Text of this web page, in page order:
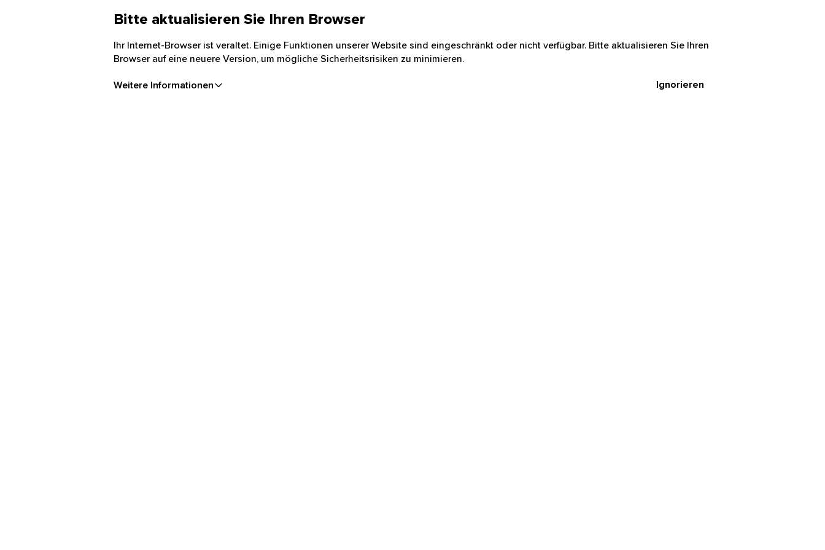
Bitte aktualisieren Sie Ihren Browser
Ihr Internet-Browser ist veraltet. Einige Funktionen unserer Website sind eingeschränkt oder nicht verfügbar. Bitte aktualisieren Sie Ihren
Browser auf eine neuere Version, um mögliche Sicherheitsrisiken zu minimieren.
Weitere Informationen Ignorieren